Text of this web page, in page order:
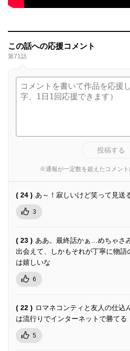
この話への応援コメント
第71話
投稿する
※通報が一定数を超えたコメン
( 24 ) あ～！寂しいけど笑って見送
3
( 23 ) ああ。最終話かぁ…めちゃさ
出会えて、しかもそれが丁寧に物
は嬉しいな
6
( 22 ) ロマネコンティと友人の仕込
は流行りでインターネットで勝てる
5